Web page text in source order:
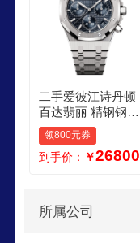
二手爱彼江诗丹顿
百达翡丽 精钢钢带
皮带 石英自动机械
男女表 聚合 爱彼
领800元券
到手价： ￥26800
所属公司